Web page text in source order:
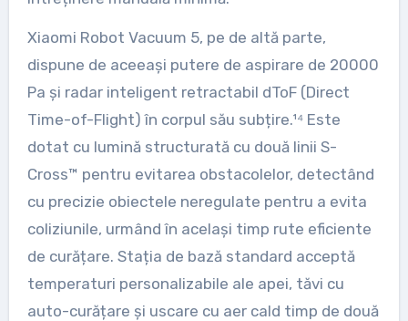
Xiaomi Robot Vacuum 5, pe de altă parte,
dispune de aceeași putere de aspirare de 20000
Pa și radar inteligent retractabil dToF (Direct
Time-of-Flight) în corpul său subțire.¹⁴ Este
dotat cu lumină structurată cu două linii S-
Cross™ pentru evitarea obstacolelor, detectând
cu precizie obiectele neregulate pentru a evita
coliziunile, urmând în același timp rute eficiente
de curățare. Stația de bază standard acceptă
temperaturi personalizabile ale apei, tăvi cu
auto-curățare și uscare cu aer cald timp de două